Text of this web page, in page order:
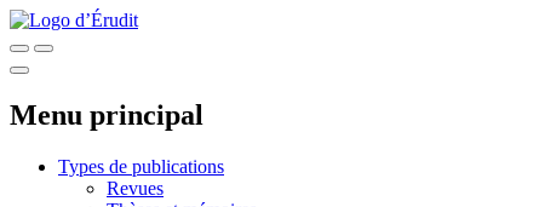
Menu principal
Types de publications
Revues